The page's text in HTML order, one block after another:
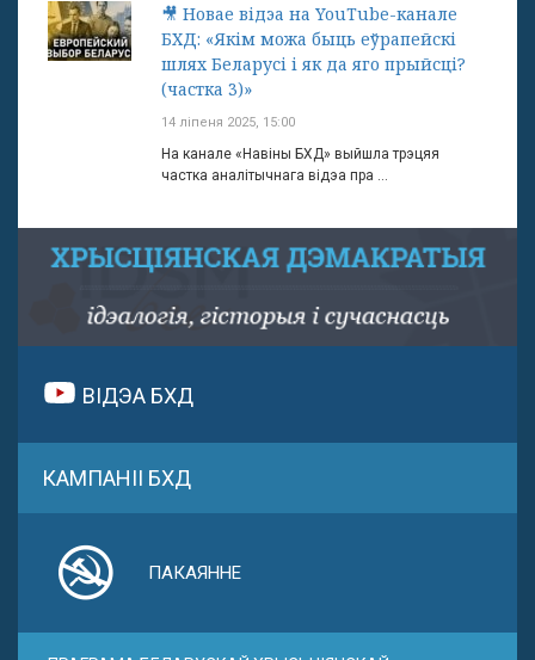
🎥 Новае відэа на YouTube-канале
БХД: «Якім можа быць еўрапейскі
шлях Беларусі і як да яго прыйсці?
(частка 3)»
14 ліпеня 2025, 15:00
На канале «Навіны БХД» выйшла трэцяя
частка аналітычнага відэа пра ...
ВІДЭА БХД
КАМПАНІІ БХД
ПАКАЯННЕ